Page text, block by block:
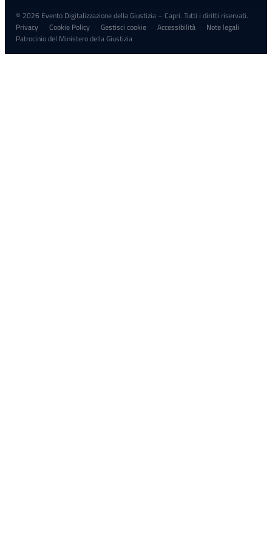
© 2026 Evento Digitalizzazione della Giustizia – Capri. Tutti i diritti riservati.
Privacy
Cookie Policy Gestisci cookie Accessibilità
Note legali
Patrocinio del Ministero della Giustizia